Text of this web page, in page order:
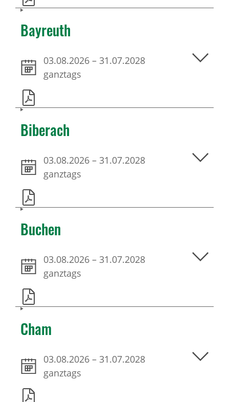
Bayreuth
03.08.2026 – 31.07.2028
ganztags
Biberach
03.08.2026 – 31.07.2028
ganztags
Buchen
03.08.2026 – 31.07.2028
ganztags
Cham
03.08.2026 – 31.07.2028
ganztags